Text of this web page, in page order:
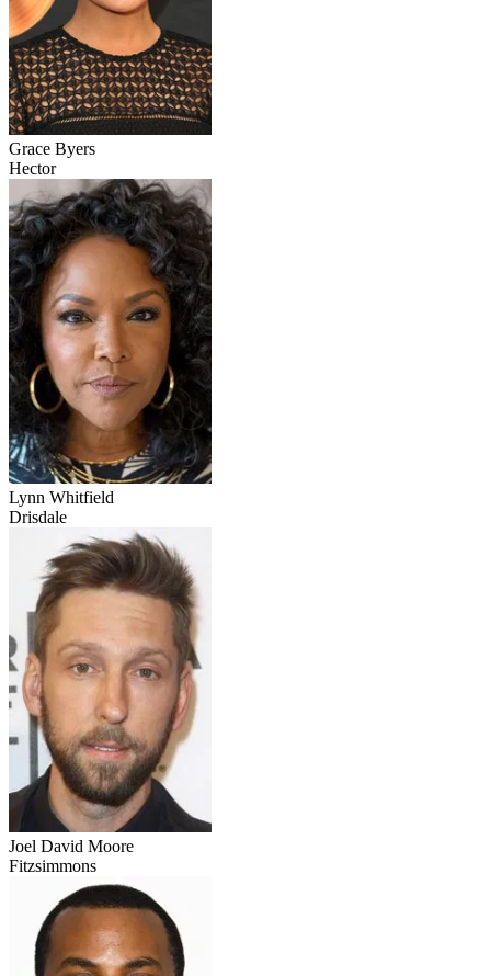
Grace Byers
Hector
Lynn Whitfield
Drisdale
Joel David Moore
Fitzsimmons